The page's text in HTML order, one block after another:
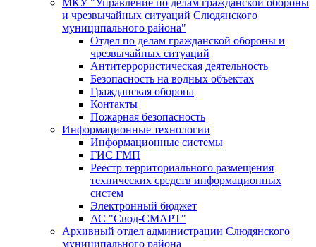
МКУ "Управление по делам гражданской обороны
и чрезвычайных ситуаций Слюдянского
муниципального района"
Отдел по делам гражданской обороны и
чрезвычайных ситуаций
Антитеррористическая деятельность
Безопасность на водных объектах
Гражданская оборона
Контакты
Пожарная безопасность
Информационные технологии
Информационные системы
ГИС ГМП
Реестр территориального размещения
технических средств информационных
систем
Электронный бюджет
АС "Свод-СМАРТ"
Архивный отдел администрации Слюдянского
муниципального района